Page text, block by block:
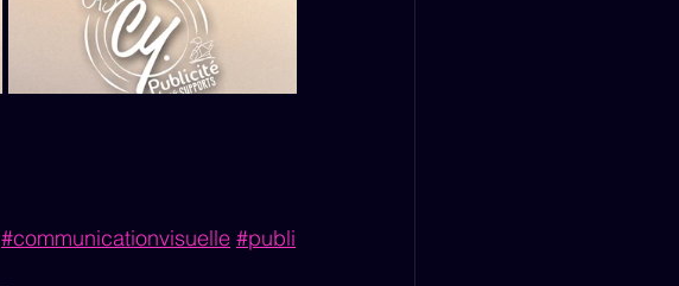
#communicationvisuelle #publi